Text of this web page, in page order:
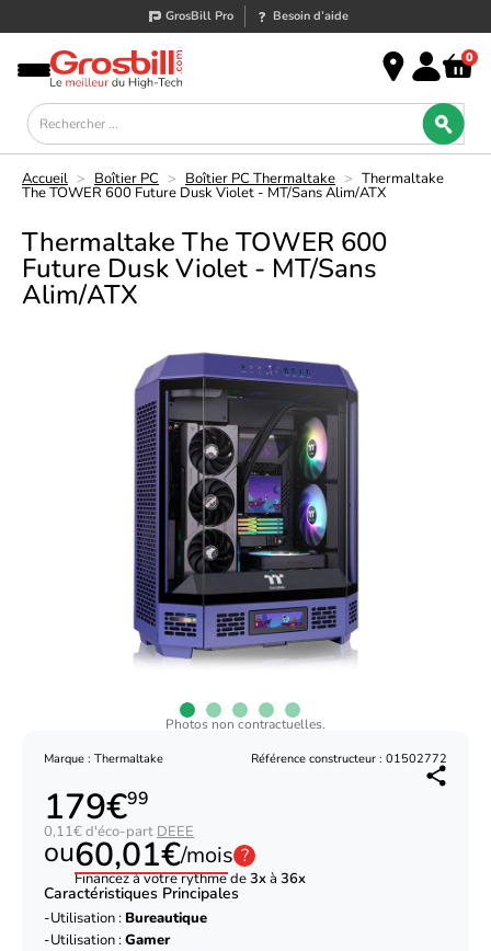
GrosBill Pro Besoin d’aide
0
Accueil > Boîtier PC > Boîtier PC Thermaltake > Thermaltake
The TOWER 600 Future Dusk Violet - MT/Sans Alim/ATX
Thermaltake The TOWER 600
Future Dusk Violet - MT/Sans
Alim/ATX
Photos non contractuelles.
Marque : Thermaltake Référence constructeur : 01502772
179€99
0,11€ d'éco-part DEEE
ou60,01€/mois ?
Financez à votre rythme de3xà 36x
Caractéristiques Principales
Utilisation : Bureautique
Utilisation :Gamer